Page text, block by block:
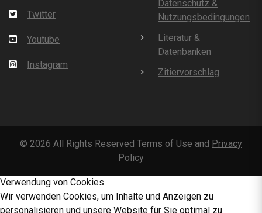
Twitter
Youtube
Instagram
Datenschutz &
Nutzungsbedingungen
Literatur &
Datenbanken
Zitiervorschlag
© 2026 All Rights Reserved Terms of Use and Privacy
Policy
Verwendung von Cookies
Wir verwenden Cookies, um Inhalte und Anzeigen zu
personalisieren und unsere Website für Sie optimal zu